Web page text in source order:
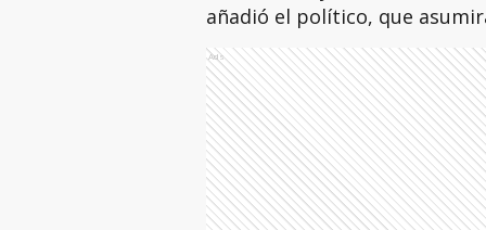
añadió el político, que
Ads